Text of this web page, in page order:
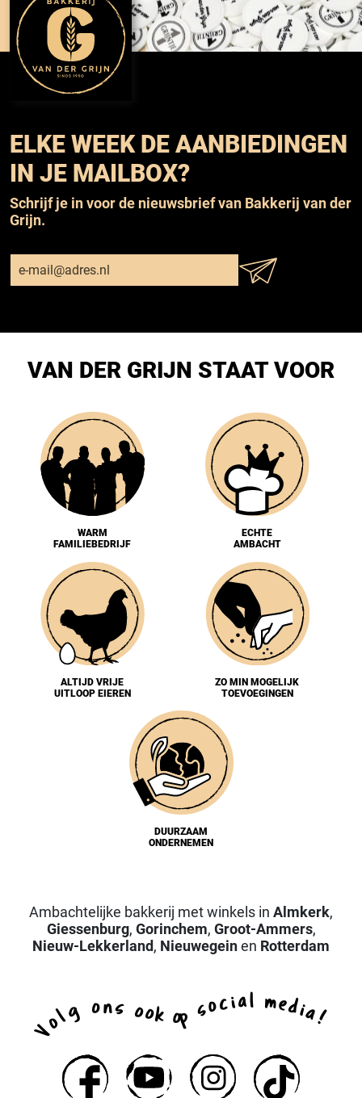
ELKE WEEK DE AANBIEDINGEN
IN JE MAILBOX?
Schrijf je in voor de nieuwsbrief van Bakkerij van der
Grijn.
VAN DER GRIJN STAAT VOOR
WARM
FAMILIEBEDRIJF
ECHTE
AMBACHT
ALTIJD VRIJE
UITLOOP EIEREN
ZO MIN MOGELIJK
TOEVOEGINGEN
DUURZAAM
ONDERNEMEN
Ambachtelijke bakkerij met winkels in Almkerk,
Giessenburg, Gorinchem, Groot-Ammers,
Nieuw-Lekkerland, Nieuwegeinen Rotterdam
V
o
lg ons ook o
p social media!